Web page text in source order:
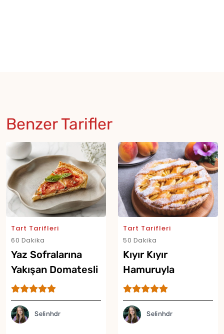
Benzer Tarifler
Tart Tarifleri
60 Dakika
Yaz Sofralarına
Yakışan Domatesli
Tart Tarifi
Selinhdr
Tart Tarifleri
50 Dakika
Kıyır Kıyır
Hamuruyla
Şeftalili Tart Tarifi
Selinhdr